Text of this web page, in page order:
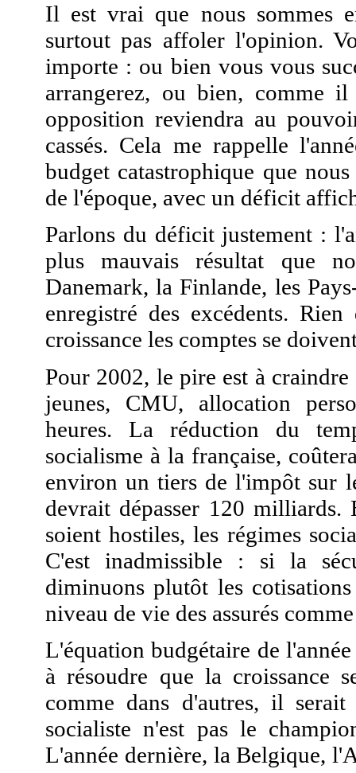
Il est vrai que nous sommes
surtout pas affoler l'opinion.
importe : ou bien vous vous
arrangerez, ou bien, comme
opposition reviendra au
cassés. Cela me rappelle
budget catastrophique que
de l'époque, avec un déficit
Parlons du déficit justement :
plus mauvais résultat que
Danemark, la Finlande, les
enregistré des excédents.
croissance les comptes se
Pour 2002, le pire est à
jeunes, CMU, allocation
heures. La réduction du
socialisme à la française,
environ un tiers de l'impôt sur
devrait dépasser 120
soient hostiles, les régimes
C'est inadmissible : si la
diminuons plutôt les
niveau de vie des assurés
L'équation budgétaire de
à résoudre que la croissance
comme dans d'autres, il
socialiste n'est pas le
L'année dernière, la Belgique,